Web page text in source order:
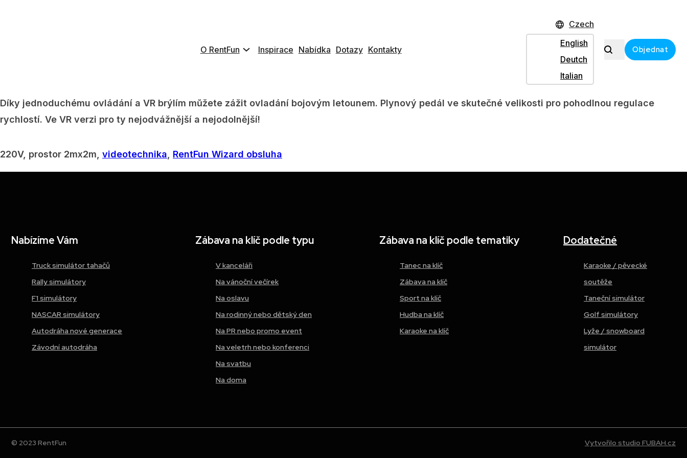
O RentFun Inspirace Nabídka Dotazy Kontakty
Czech
English
Deutch
Italian
Objednat
Simulátor stíhačky VR – boj ve virtuálním světě. Nejjednodušší řízení letadla – letecká zábava, která se snadné ovládá díky Flight stick. Letecký
Díky jednoduchému ovládání a VR brýlím můžete zážit ovladání bojovým letounem. Plynový pedál ve skutečné velikosti pro pohodlnou regulace
rychlostí. Ve VR verzi pro ty nejodvážnější a nejodolnější!
220V, prostor 2mx2m, videotechnika RentFun Wizard obsluha
Nabízíme Vám
Truck simulátor tahačů
Rally simulátory
F1 simulátory
NASCAR simulátory
Autodráha nové generace
Závodní autodráha
Zábava na klíč podle typu
V kanceláři
Na vánoční večírek
Na oslavu
Na rodinný nebo dětský den
Na PR nebo promo event
Na veletrh nebo konferenci
Na svatbu
Na doma
Zábava na klíč podle tematiky
Tanec na klíč
Zábava na klíč
Sport na klíč
Hudba na klíč
Karaoke na klíč
Dodatečné
Karaoke / pěvecké
soutěže
Taneční simulátor
Golf simulátory
Lyže / snowboard
simulátor
© 2023 RentFun Vytvořilo studio FUBAH.cz